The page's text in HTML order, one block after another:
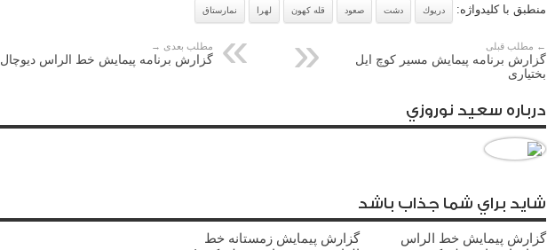
منطبق با کلیدواژه: دريوك دشت صعود قله كهون لهرا نمارستاق
← مطلب قبلی
گزارش برنامه پیمایش مسیر کوچ ایل
بختیاری
مطلب بعدی →
گزارش برنامه پیمایش خط الراس دیوچال
درباره سعيد نوروزي
شايد براي شما جذاب باشد
گزارش پیمایش خط الراس
گزارش پیمایش زمستانه خط